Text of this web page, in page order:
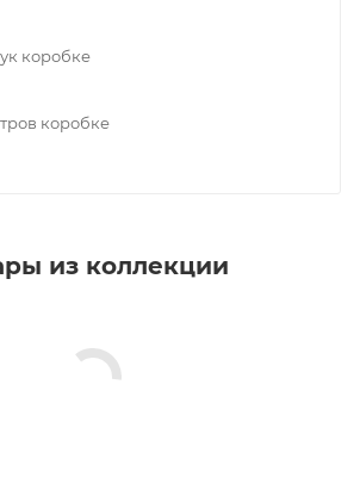
коробке
коробке
из коллекции